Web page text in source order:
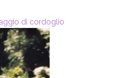
di cordoglio